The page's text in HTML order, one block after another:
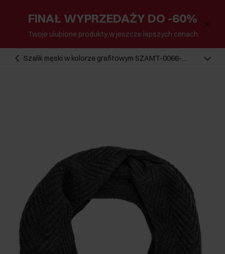
FINAŁ WYPRZEDAŻY DO -60%
Twoje ulubione produkty w jeszcze lepszych cenach
Szalik męski w kolorze grafitowym SZAMT-0066-